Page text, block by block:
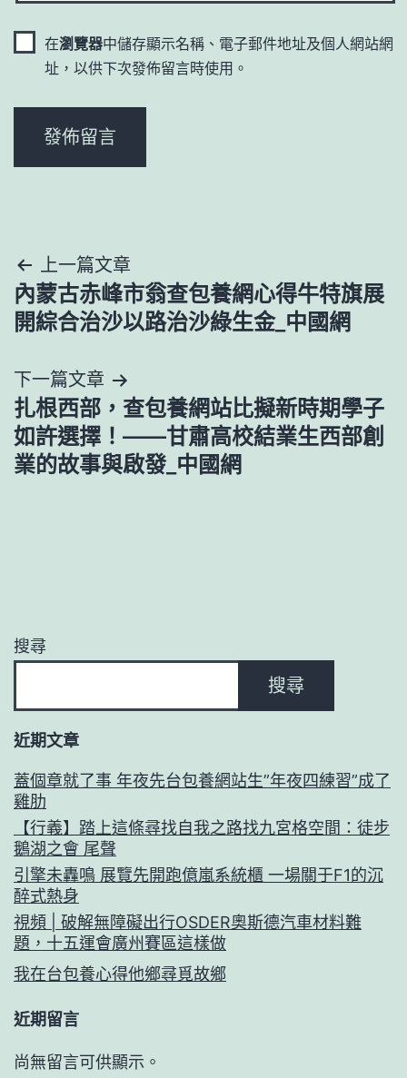
在瀏覽器中儲存顯示名稱、電子郵件地址及個人網站網
址，以供下次發佈留言時使用。
文
章
覽
上一篇文章
內蒙古赤峰市翁查包養網心得牛特旗展
開綜合治沙以路治沙綠生金_中國網
下一篇文章
扎根西部，查包養網站比擬新時期學子
如許選擇！——甘肅高校結業生西部創
業的故事與啟發_中國網
搜尋
搜尋
近期文章
蓋個章就了事 年夜先台包養網站生”年夜四練習”成了
雞肋
【行義】踏上這條尋找自我之路找九宮格空間：徒步
鵝湖之會 尾聲
引擎未轟鳴 展覽先開跑億嵐系統櫃 一場關于F1的沉
醉式熱身
視頻 | 破解無障礙出行OSDER奧斯德汽車材料難
題，十五運會廣州賽區這樣做
我在台包養心得他鄉尋覓故鄉
近期留言
尚無留言可供顯示。